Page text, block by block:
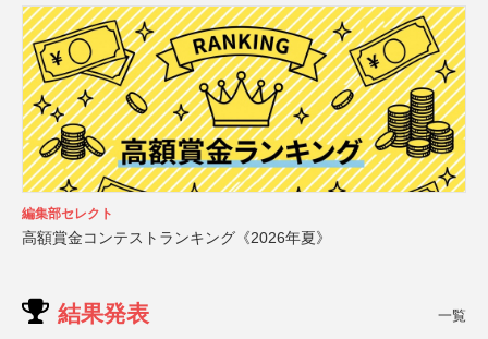
編集部セレクト
高額賞金コンテストランキング《2026年夏》
結果発表 一覧